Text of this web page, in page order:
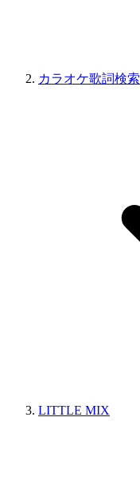
カラオケ歌詞検索
LITTLE MIX